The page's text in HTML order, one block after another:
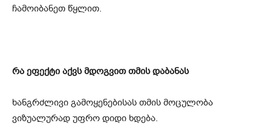
ჩამოიბანეთ წყლით.
რა ეფექტი აქვს მდოგვით თმის დაბანას
ხანგრძლივი გამოყენებისას თმის მოცულობა
ვიზუალურად უფრო დიდი ხდება.